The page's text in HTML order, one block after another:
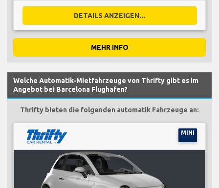
DETAILS ANZEIGEN...
MEHR INFO
Welche Automatik-Mietfahrzeuge von Thrifty gibt es im
Angebot bei Barcelona Flughafen?
Thrifty bieten die folgenden automatik Fahrzeuge an:
MINI